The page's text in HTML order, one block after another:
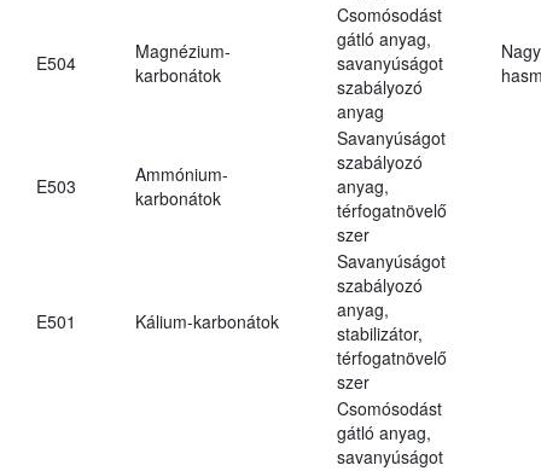
E504
Magnézium-
karbonátok
Csomósodást
gátló anyag,
savanyúságot
szabályozó
anyag
E503
Ammónium-
karbonátok
Savanyúságot
szabályozó
anyag,
térfogatnövelő
szer
E501 Kálium-karbonátok
Savanyúságot
szabályozó
anyag,
stabilizátor,
térfogatnövelő
szer
Csomósodást
gátló anyag,
savanyúságot